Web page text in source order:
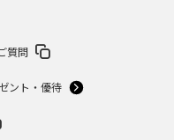
質問
ント・優待